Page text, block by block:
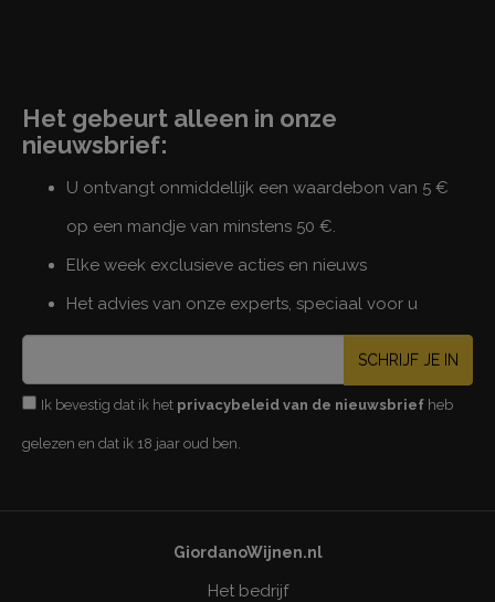
Het gebeurt alleen in onze
nieuwsbrief:
U ontvangt onmiddellijk een waardebon van 5 €
op een mandje van minstens 50 €.
Elke week exclusieve acties en nieuws
Het advies van onze experts, speciaal voor u
SCHRIJF JE IN
Ik bevestig dat ik het privacybeleid van de nieuwsbrief heb
gelezen en dat ik 18 jaar oud ben.
GiordanoWijnen.nl
Het bedrijf